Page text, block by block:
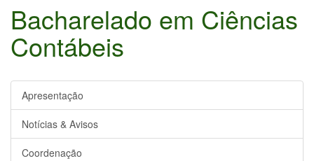
Bacharelado em Ciências
Contábeis
Apresentação
Notícias & Avisos
Coordenação